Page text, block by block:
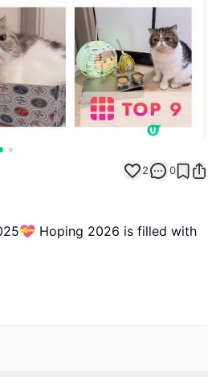
2 0
Hoping 2026 is filled with